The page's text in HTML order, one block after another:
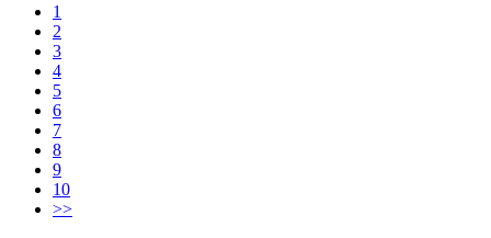
1
2
3
4
5
6
7
8
9
10
>>